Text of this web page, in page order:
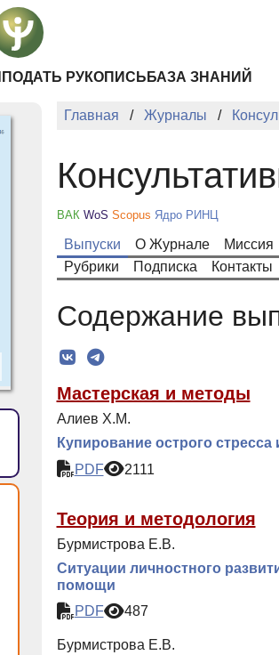
ПОДАТЬ РУКОПИСЬ БАЗА ЗНАНИЙ
Главная Журналы
ВАК WoS Scopus Ядро РИНЦ
Выпуски О Журнале Миссия
Рубрики
Подписка Контакты
Содержание
Мастерская и методы
Алиев Х.М.
Купирование острого
PDF
2111
Теория и методология
Бурмистрова Е.В.
Ситуации личностного
помощи
PDF
487
Бурмистрова Е.В.